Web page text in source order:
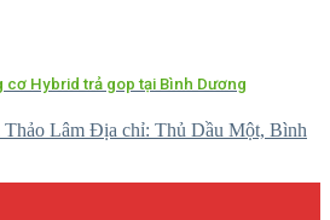
cơ Hybrid trả gop tại Bình Dương
Lâm Địa chỉ: Thủ Dầu Một, Bình